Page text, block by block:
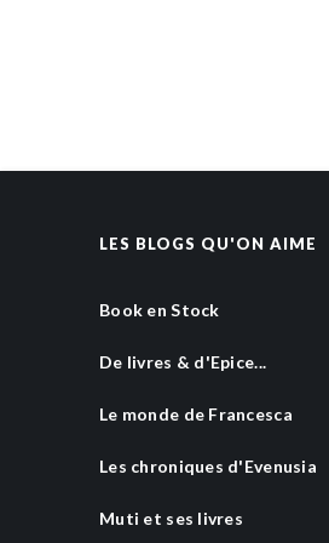
LES BLOGS QU'ON AIME
Book en Stock
De livres & d'Epice...
Le monde de Francesca
Les chroniques d'Evenusia
Muti et ses livres